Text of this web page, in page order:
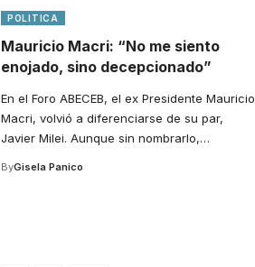
POLITICA
Mauricio Macri: “No me siento
enojado, sino decepcionado”
En el Foro ABECEB, el ex Presidente Mauricio
Macri, volvió a diferenciarse de su par,
Javier Milei. Aunque sin nombrarlo,…
ByGisela Panico